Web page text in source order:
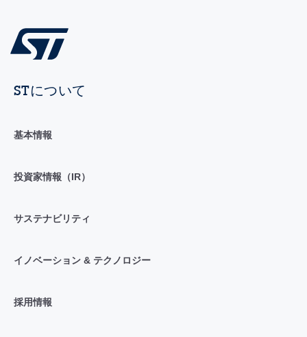
STについて
基本情報
投資家情報（IR）
サステナビリティ
イノベーション & テクノロジー
採用情報